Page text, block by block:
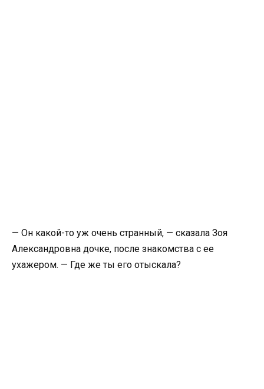
— Он какой-то уж очень странный, — сказала Зоя
Александровна дочке, после знакомства с ее
ухажером. — Где же ты его отыскала?